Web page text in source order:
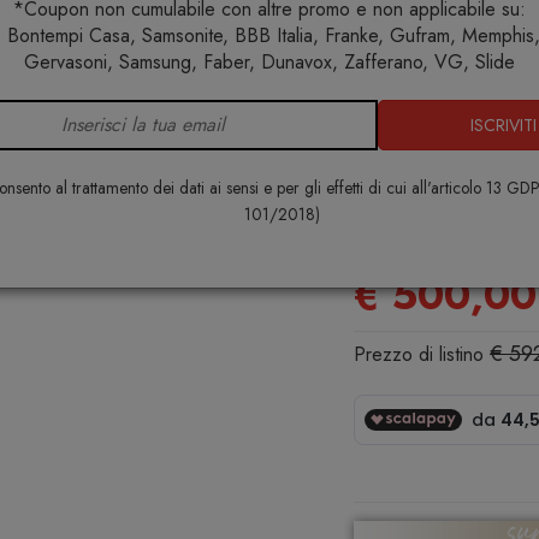
*Coupon non cumulabile con altre promo e non applicabile su:
Bontempi Casa, Samsonite, BBB Italia, Franke, Gufram,
Gervasoni, Samsung, Faber, Dunavox, Zafferano, VG, Slide
ISCRIVITI
al trattamento dei dati ai sensi e per gli effetti di cui all'articolo 13
101/2018)
Illuminazione Lampade da terra Lost Lampada da terra
Lost
111
€ 500,00
Prezzo di listino €